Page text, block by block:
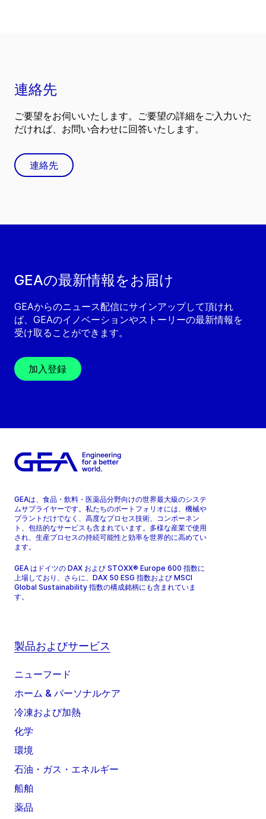
GEAの最新情報をお届け
GEAからのニュース配信にサインアップして頂けれ
ば、GEAのイノベーションやストーリーの最新情報を
受け取ることができます。
加入登録
連絡先
ご要望をお伺いいたします。ご要望の詳細をご入力いた
だければ、お問い合わせに回答いたします。
連絡先
GEAは、食品・飲料・医薬品分野向けの世界最大級のシステ
ムサプライヤーです。私たちのポートフォリオには、機械や
プラントだけでなく、高度なプロセス技術、コンポーネン
ト、包括的なサービスも含まれています。多様な産業で使用
され、生産プロセスの持続可能性と効率を世界的に高めてい
ます。
GEA はドイツの DAX および STOXX® Europe 600 指数に
上場しており、さらに、DAX 50 ESG 指数および MSCI
Global Sustainability 指数の構成銘柄にも含まれていま
す。
製品およびサービス
ニューフード
ホーム & パーソナルケア
冷凍および加熱
化学
環境
石油・ガス・エネルギー
船舶
薬品